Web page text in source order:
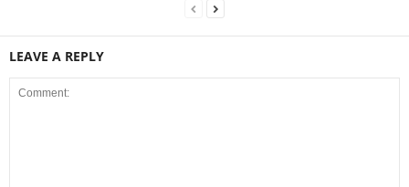
LEAVE A REPLY